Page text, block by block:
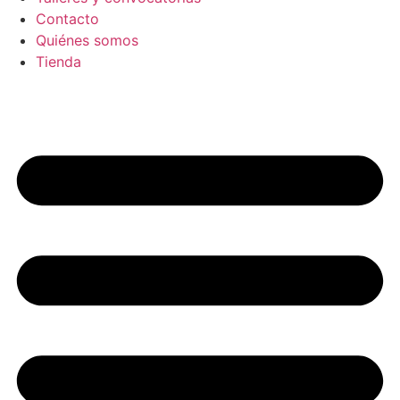
Contacto
Quiénes somos
Tienda